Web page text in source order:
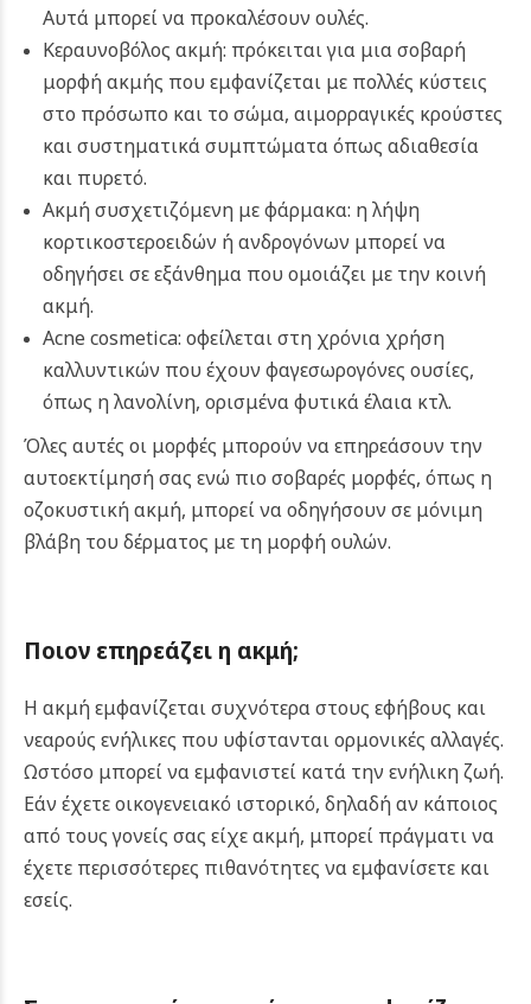
Αυτά μπορεί να προκαλέσουν ουλές.
Κεραυνοβόλος ακμή: πρόκειται για μια σοβαρή
μορφή ακμής που εμφανίζεται με πολλές κύστεις
στο πρόσωπο και το σώμα, αιμορραγικές κρούστες
και συστηματικά συμπτώματα όπως αδιαθεσία
και πυρετό.
Ακμή συσχετιζόμενη με φάρμακα: η λήψη
κορτικοστεροειδών ή ανδρογόνων μπορεί να
οδηγήσει σε εξάνθημα που ομοιάζει με την κοινή
ακμή.
Acne cosmetica: οφείλεται στη χρόνια χρήση
καλλυντικών που έχουν φαγεσωρογόνες ουσίες,
όπως η λανολίνη, ορισμένα φυτικά έλαια κτλ.
Όλες αυτές οι μορφές μπορούν να επηρεάσουν την
αυτοεκτίμησή σας ενώ πιο σοβαρές μορφές, όπως η
οζοκυστική ακμή, μπορεί να οδηγήσουν σε μόνιμη
βλάβη του δέρματος με τη μορφή ουλών.
Ποιον επηρεάζει η ακμή;
Η ακμή εμφανίζεται συχνότερα στους εφήβους και
νεαρούς ενήλικες που υφίστανται ορμονικές αλλαγές.
Ωστόσο μπορεί να εμφανιστεί κατά την ενήλικη ζωή.
Εάν έχετε οικογενειακό ιστορικό, δηλαδή αν κάποιος
από τους γονείς σας είχε ακμή, μπορεί πράγματι να
έχετε περισσότερες πιθανότητες να εμφανίσετε και
εσείς.